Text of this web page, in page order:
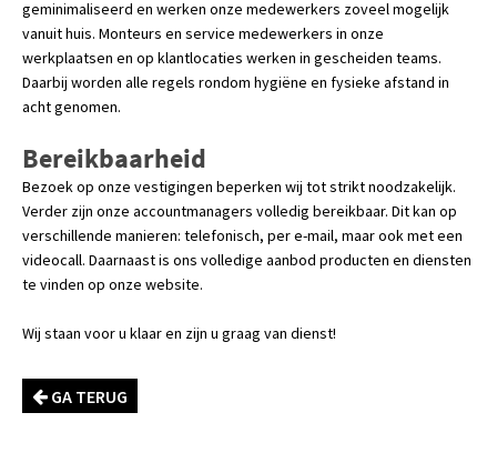
geminimaliseerd en werken onze medewerkers zoveel mogelijk
vanuit huis. Monteurs en service medewerkers in onze
werkplaatsen en op klantlocaties werken in gescheiden teams.
Daarbij worden alle regels rondom hygiëne en fysieke afstand in
acht genomen.
Bereikbaarheid
Bezoek op onze vestigingen beperken wij tot strikt noodzakelijk.
Verder zijn onze accountmanagers volledig bereikbaar. Dit kan op
verschillende manieren: telefonisch, per e-mail, maar ook met een
videocall. Daarnaast is ons volledige aanbod producten en diensten
te vinden op onze website.
Wij staan voor u klaar en zijn u graag van dienst!
GA TERUG